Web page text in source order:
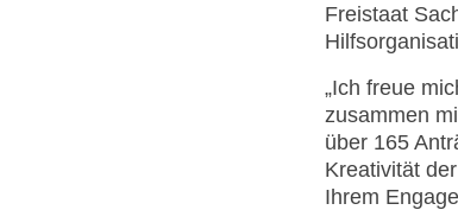
Freistaat
„Ich freue
zusammen
über 165
Kreativität
Ihrem